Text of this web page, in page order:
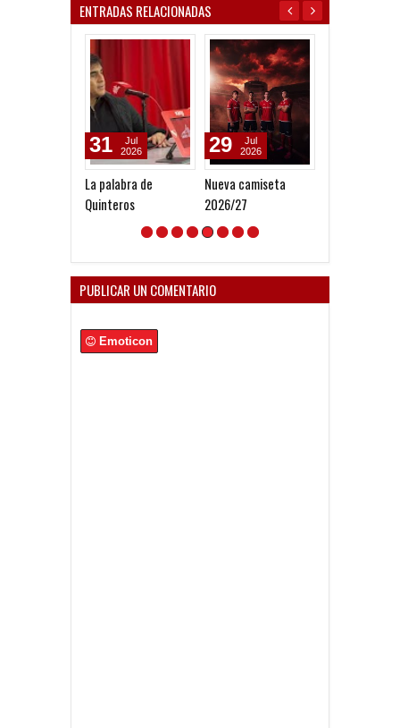
ENTRADAS RELACIONADAS
La palabra de
Quinteros
31
Jul
2026
Nueva camiseta
2026/27
29
Jul
2026
PUBLICAR UN COMENTARIO
Emoticon